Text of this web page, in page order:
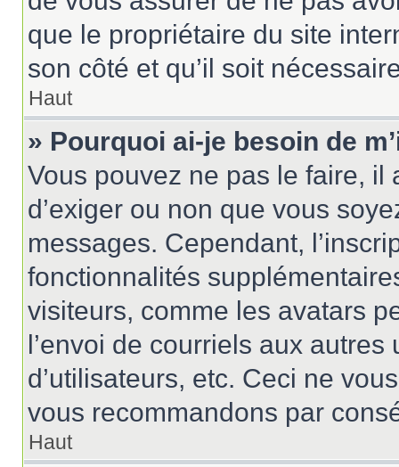
que le propriétaire du site
son côté et qu’il soit
Haut
» Pourquoi ai-je besoin de
Vous pouvez ne pas le faire, il
d’exiger ou non que vous
messages. Cependant,
fonctionnalités
visiteurs, comme les avatars
l’envoi de courriels aux
d’utilisateurs, etc. Ceci ne
vous recommandons par
Haut